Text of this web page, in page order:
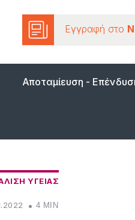
Εγγραφή στο
Αποταμίευση -
ΥΓΕΙΑΣ
4 MIN